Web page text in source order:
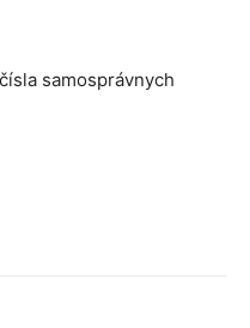
samosprávnych